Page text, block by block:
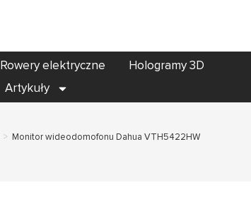
Rowery elektryczne
Hologramy 3D
Artykuły
> Monitor wideodomofonu Dahua VTH5422HW